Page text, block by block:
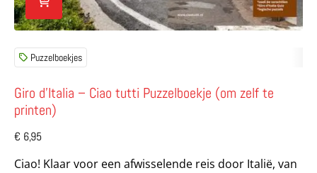
Puzzelboekjes
Giro d’Italia – Ciao tutti Puzzelboekje (om zelf te
printen)
€ 6,95
Ciao! Klaar voor een afwisselende reis door Italië, van